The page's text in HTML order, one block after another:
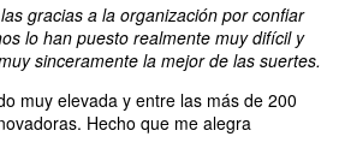
gracias a la organización por confiar
lo han puesto realmente muy difícil y
sinceramente la mejor de las suertes.
muy elevada y entre las más de 200
Hecho que me alegra